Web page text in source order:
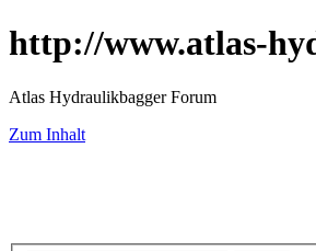
http://www.atlas-
Atlas Hydraulikbagger Forum
Zum Inhalt